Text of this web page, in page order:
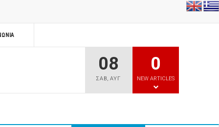
08
ΣΑΒ,ΑΥΓ
0
NEW ARTICLES